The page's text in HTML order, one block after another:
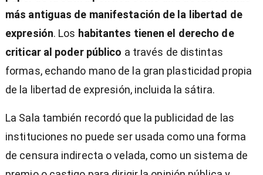
más antiguas de manifestación de la libertad de
expresión. Los habitantes tienen el derecho de
criticar al poder público a través de distintas
formas, echando mano de la gran plasticidad propia
de la libertad de expresión, incluida la sátira.
La Sala también recordó que la publicidad de las
instituciones no puede ser usada como una forma
de censura indirecta o velada, como un sistema de